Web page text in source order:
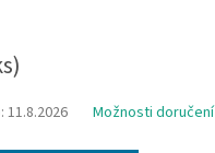
11.8.2026 Možnosti doručení